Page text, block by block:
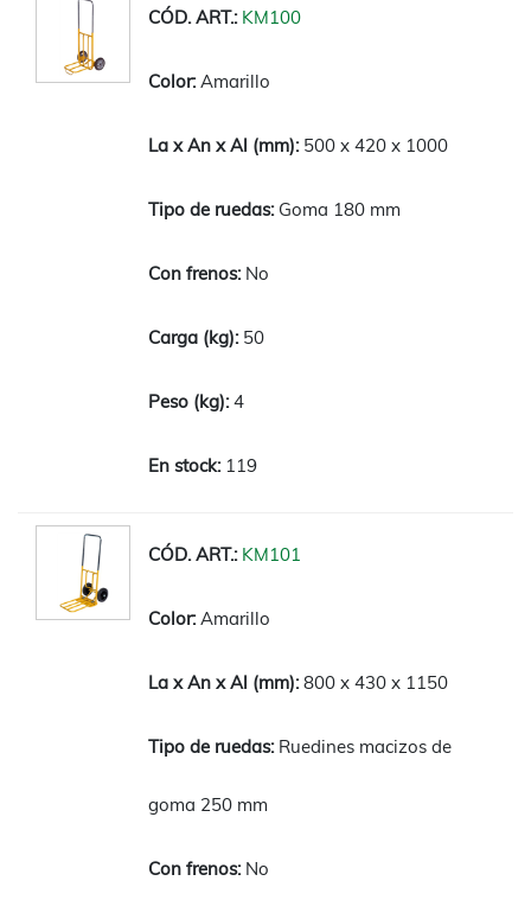
KM100
Amarillo
500 x 420 x 1000
Goma 180 mm
No
50
4
119
KM101
Amarillo
800 x 430 x 1150
Ruedines macizos de
goma 250 mm
No